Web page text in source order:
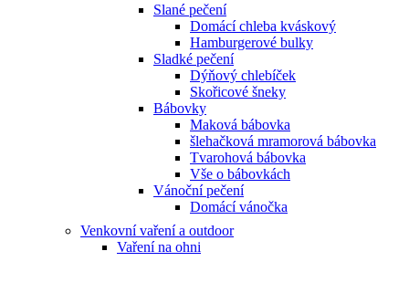
Slané pečení
Domácí chleba kváskový
Hamburgerové bulky
Sladké pečení
Dýňový chlebíček
Skořicové šneky
Bábovky
Maková bábovka
šlehačková mramorová bábovka
Tvarohová bábovka
Vše o bábovkách
Vánoční pečení
Domácí vánočka
Venkovní vaření a outdoor
Vaření na ohni